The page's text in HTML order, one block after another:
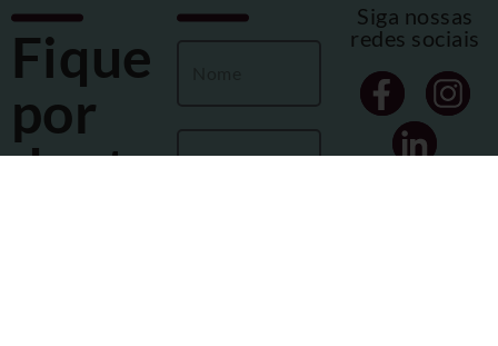
Fique
por
dentro
Siga nossas
redes sociais